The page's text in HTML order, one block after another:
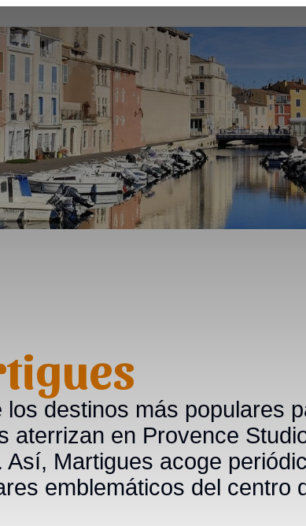
destinos más populares
aterrizan en Provence
Martigues acoge
emblemáticos del centro